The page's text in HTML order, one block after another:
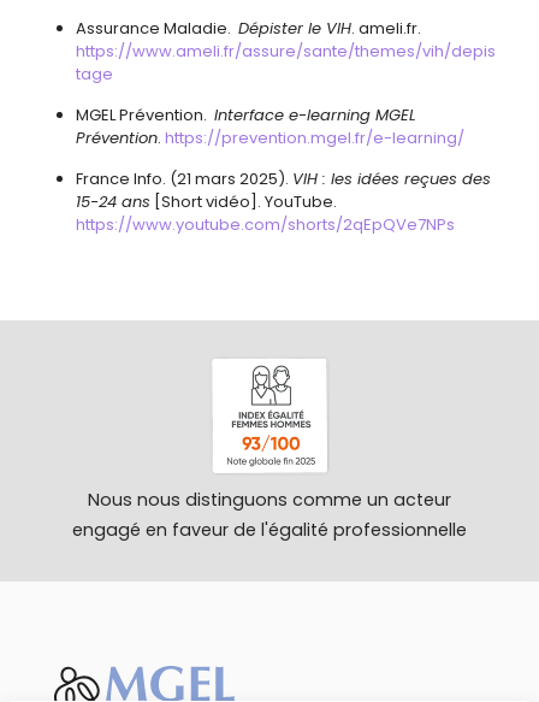
Assurance Maladie. Dépister le VIH. ameli.fr.
https://www.ameli.fr/assure/sante/themes/vih/depis
tage
MGEL Prévention. Interface e-learning MGEL
Prévention. https://prevention.mgel.fr/e-learning/
France Info. (21 mars 2025). VIH : les idées reçues des
15-24 ans [Short vidéo]. YouTube.
https://www.youtube.com/shorts/2qEpQVe7NPs
Nous nous distinguons comme un acteur
engagé en faveur de l'égalité professionnelle